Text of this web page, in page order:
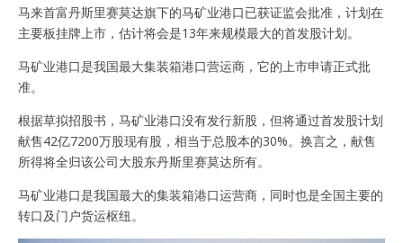
马来首富丹斯里赛莫达旗下的马矿业港口已获证监会批准，计划在
主要板挂牌上市，估计将会是13年来规模最大的首发股计划。
马矿业港口是我国最大集装箱港口营运商，它的上市申请正式批
准。
根据草拟招股书，马矿业港口没有发行新股，但将通过首发股计划
献售42亿7200万股现有股，相当于总股本的30%。换言之，献售
所得将全归该公司大股东丹斯里赛莫达所有。
马矿业港口是我国最大的集装箱港口运营商，同时也是全国主要的
转口及门户货运枢纽。